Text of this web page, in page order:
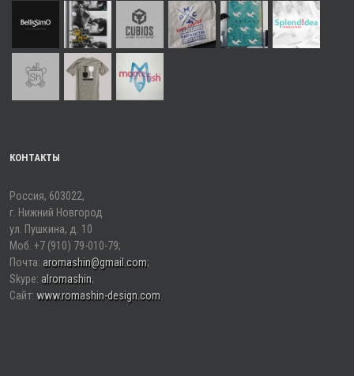
КОНТАКТЫ
Россия, 603022,
г. Нижний Новгород
ул. Пушкина, д. 10
Моб. +7 (910) 79-010-79;
Почта: aromashin@gmail.com;
Skype: alromashin;
Сайт: www.romashin-design.сom